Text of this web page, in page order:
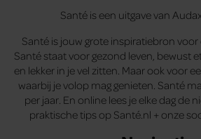
Santé is een uitgave van
Santé is jouw grote inspiratiebron voor
Santé staat voor gezond leven, bewust
en lekker in je vel zitten. Maar ook voor
waarbij je volop mag genieten. Santé
per jaar. En online lees je elke dag de
praktische tips op Santé.nl + onze